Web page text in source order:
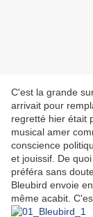
C'est la grande
arrivait pour
regretté hier était
musical amer
conscience
et jouissif. De
préféra sans
Bleubird envoie
même acabit.